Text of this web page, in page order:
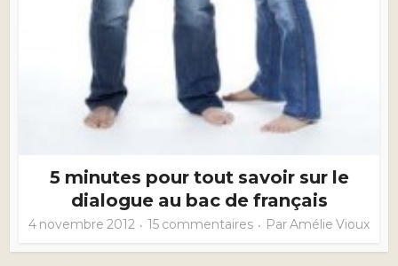
5 minutes pour tout savoir sur le
dialogue au bac de français
4 novembre 2012 15 commentaires ParAmélie Vioux